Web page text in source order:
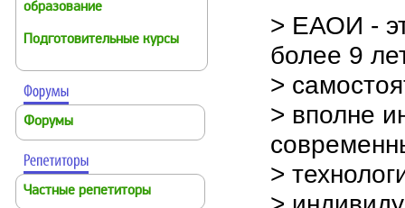
образование
Подготовительные курсы
Форумы
Частные репетиторы
> ЕАОИ -
более 9
>
> вполне
>